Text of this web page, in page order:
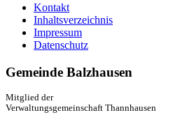
Kontakt
Inhaltsverzeichnis
Impressum
Datenschutz
Gemeinde Balzhausen
Mitglied der
Verwaltungsgemeinschaft Thannhausen